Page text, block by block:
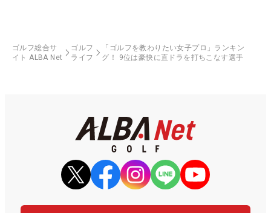
ゴルフ総合サ
イト ALBA Net
ゴルフ
ライフ
「ゴルフを教わりたい女子プロ」ランキン
グ！ 9位は豪快に直ドラを打ちこなす選手